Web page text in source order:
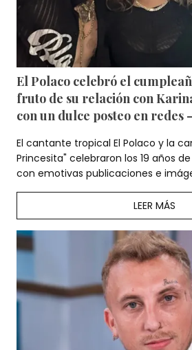
El Polaco celebró el
fruto de su relación con
con un dulce posteo en redes
El cantante tropical El Polaco y la
Princesita" celebraron los 19 años
con emotivas publicaciones e
LEER MÁS